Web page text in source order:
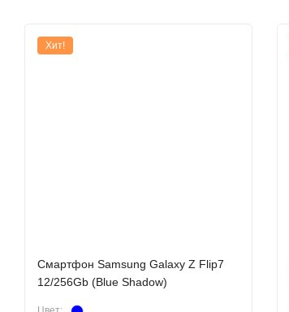
Хит!
Смартфон Samsung Galaxy Z Flip7
12/256Gb (Blue Shadow)